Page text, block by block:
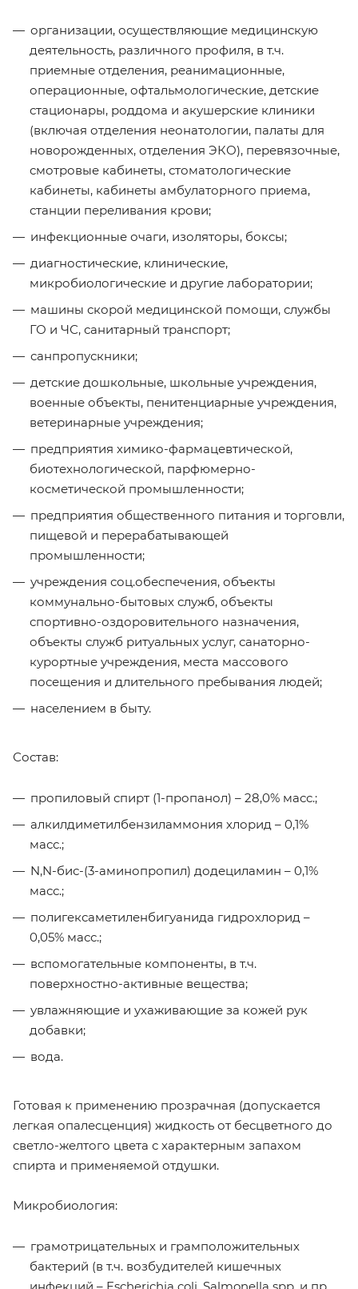
организации, осуществляющие медицинскую
деятельность, различного профиля, в т.ч.
приемные отделения, реанимационные,
операционные, офтальмологические, детские
стационары, роддома и акушерские клиники
(включая отделения неонатологии, палаты для
новорожденных, отделения ЭКО), перевязочные,
смотровые кабинеты, стоматологические
кабинеты, кабинеты амбулаторного приема,
станции переливания крови;
инфекционные очаги, изоляторы, боксы;
диагностические, клинические,
микробиологические и другие лаборатории;
машины скорой медицинской помощи, службы
ГО и ЧС, санитарный транспорт;
санпропускники;
детские дошкольные, школьные учреждения,
военные объекты, пенитенциарные учреждения,
ветеринарные учреждения;
предприятия химико-фармацевтической,
биотехнологической, парфюмерно-
косметической промышленности;
предприятия общественного питания и торговли,
пищевой и перерабатывающей
промышленности;
учреждения соц.обеспечения, объекты
коммунально-бытовых служб, объекты
спортивно-оздоровительного назначения,
объекты служб ритуальных услуг, санаторно-
курортные учреждения, места массового
посещения и длительного пребывания людей;
населением в быту.
Состав:
пропиловый спирт (1-пропанол) – 28,0% масс.;
алкилдиметилбензиламмония хлорид – 0,1%
масс.;
N,N-бис-(3-аминопропил) додециламин – 0,1%
масс.;
полигексаметиленбигуанида гидрохлорид –
0,05% масс.;
вспомогательные компоненты, в т.ч.
поверхностно-активные вещества;
увлажняющие и ухаживающие за кожей рук
добавки;
вода.
Готовая к применению прозрачная (допускается
легкая опалесценция) жидкость от бесцветного до
светло-желтого цвета с характерным запахом
спирта и применяемой отдушки.
Микробиология:
грамотрицательных и грамположительных
бактерий (в т.ч. возбудителей кишечных